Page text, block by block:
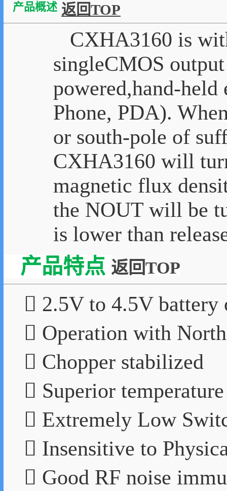
产品概述 返回TOP
CXHA3160 is
singleCMOS
powered,hand-held
Phone, PDA).
or south-pole of
CXHA3160 will
magnetic flux
the NOUT will be
is lower than
产品特点 返回TOP
 2.5V to 4.5V battery
 Operation with
 Chopper stabilized
 Superior
 Extremely Low
 Insensitive to
 Good RF noise